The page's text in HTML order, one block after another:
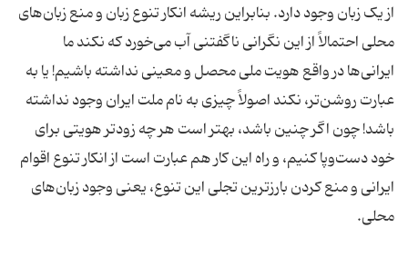
از یک زبان وجود دارد. بنابراین ریشه انکار تنوع زبان و منع زبان‌های
محلی احتمالاً از این نگرانی ناگفتنی آب می‌خورد که نکند ما
ایرانی‌ها در واقع هویت ملی محصل و معینی نداشته باشیم! یا به
عبارت روشن‌تر، نکند اصولاً چیزی به نام ملت ایران وجود نداشته
باشد! چون اگر چنین باشد، بهتر است هر چه زودتر هویتی برای
خود دست‌وپا کنیم، و راه این‌ کار هم عبارت است از انکار تنوع اقوام
ایرانی و منع کردن بارزترین تجلی این تنوع، یعنی وجود زبان‌های